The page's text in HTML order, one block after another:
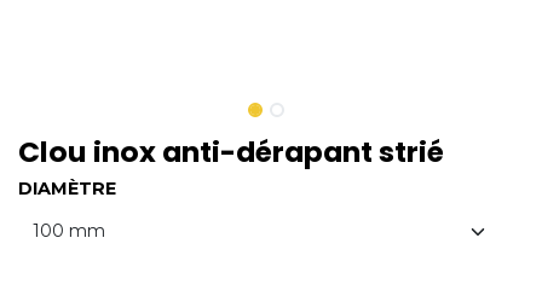
Clou inox anti-dérapant strié
DIAMÈTRE